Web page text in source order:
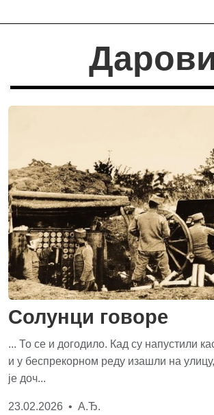
Солунци говоре
... То се и догодило. Кад су напустили
и у беспрекорном реду изашли на
је доч...
23.02.2026 • А.Ђ.